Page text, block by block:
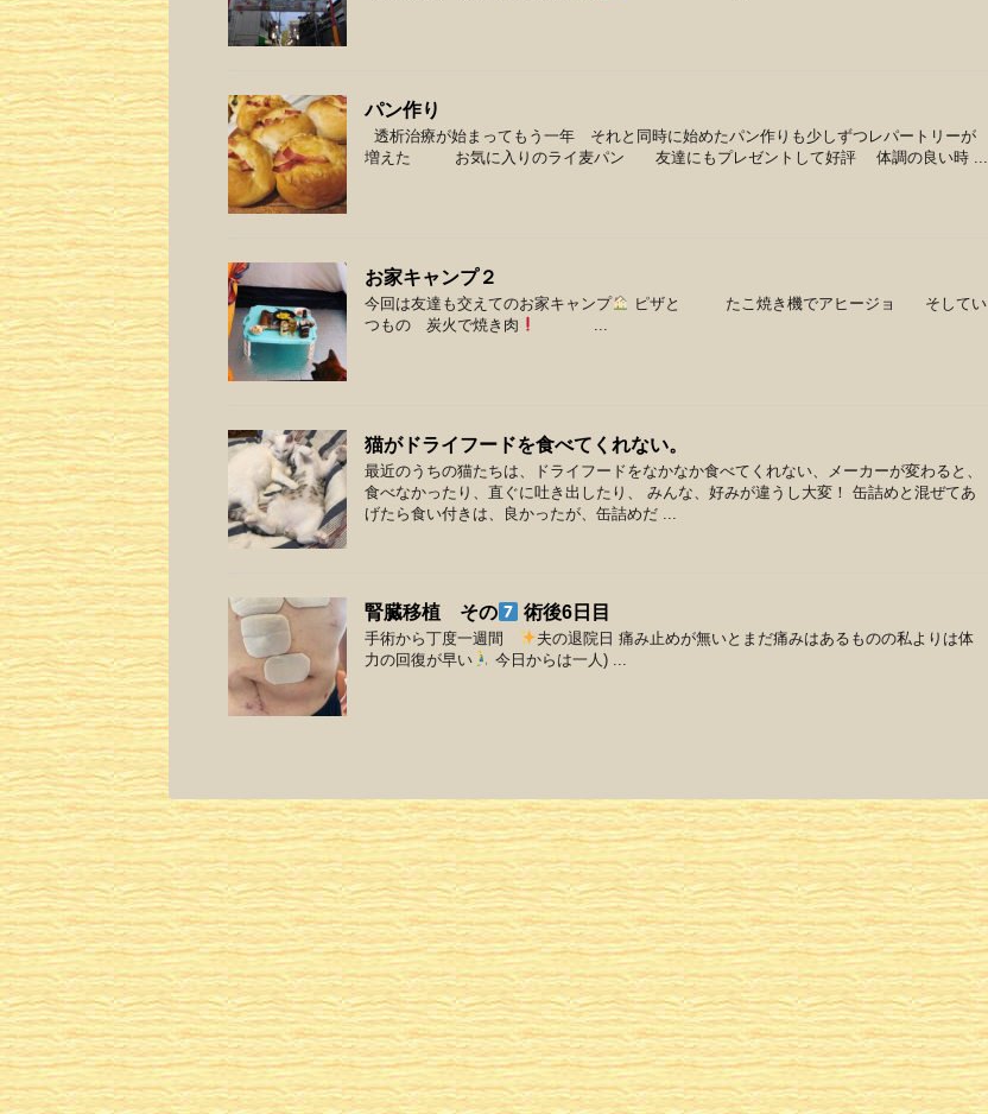
パン作り
透析治療が始まってもう一年 それと同時に始めたパン作りも少しずつレパートリーが
増えた お気に入りのライ麦パン 友達にもプレゼントして好評 体調の良い時 ...
お家キャンプ２
今回は友達も交えてのお家キャンプ
ピザと たこ焼き機でアヒージョ そしてい
つもの 炭火で焼き肉
...
猫がドライフードを食べてくれない。
最近のうちの猫たちは、ドライフードをなかなか食べてくれない、メーカーが変わると、
食べなかったり、直ぐに吐き出したり、 みんな、好みが違うし大変！ 缶詰めと混ぜてあ
げたら食い付きは、良かったが、缶詰めだ ...
腎臓移植 その 術後6日目
手術から丁度一週間
夫の退院日 痛み止めが無いとまだ痛みはあるものの私よりは体
力の回復が早い
今日からは一人) ...